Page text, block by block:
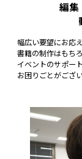
編集
幅広い要望にお応
書籍の制作はもち
イベントのサポー
お困りごとがござ